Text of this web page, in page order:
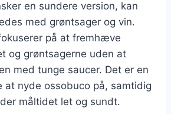
en sundere version, kan
med grøntsager og vin.
på at fremhæve
og grøntsagerne uden at
med tunge saucer. Det er en
at nyde ossobuco på, samtidig
måltidet let og sundt.